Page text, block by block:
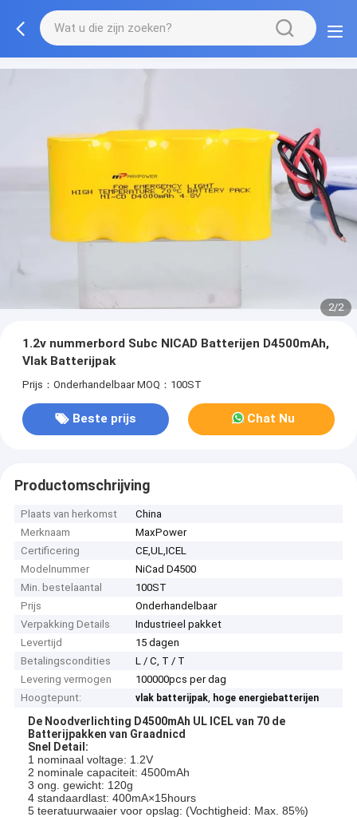
2/2
1.2v nummerbord Subc NICAD Batterijen D4500mAh,
Vlak Batterijpak
Prijs：Onderhandelbaar MOQ：100ST
Beste prijs Chat Nu
Productomschrijving
Plaats van herkomst
China
Merknaam
MaxPower
Certificering
CE,UL,ICEL
Modelnummer
NiCad D4500
Min. bestelaantal
100ST
Prijs
Onderhandelbaar
Verpakking Details
Industrieel pakket
Levertijd
15 dagen
Betalingscondities
L / C, T / T
Levering vermogen
100000pcs per dag
Hoogtepunt:
vlak batterijpak, hoge energiebatterijen
De Noodverlichting D4500mAh UL ICEL van 70 de
Batterijpakken van Graadnicd
Snel Detail:
1 nominaal voltage: 1.2V
2 nominale capaciteit: 4500mAh
3 ong. gewicht: 120g
4 standaardlast: 400mA×15hours
5 teeratuurwaaier voor opslag: (Vochtigheid: Max. 85%)